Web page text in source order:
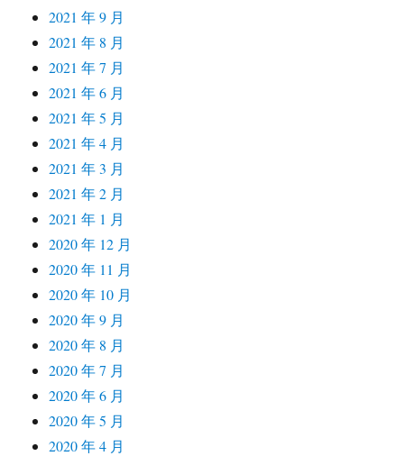
2021 年 9 月
2021 年 8 月
2021 年 7 月
2021 年 6 月
2021 年 5 月
2021 年 4 月
2021 年 3 月
2021 年 2 月
2021 年 1 月
2020 年 12 月
2020 年 11 月
2020 年 10 月
2020 年 9 月
2020 年 8 月
2020 年 7 月
2020 年 6 月
2020 年 5 月
2020 年 4 月